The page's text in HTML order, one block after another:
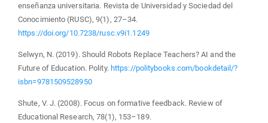
enseñanza universitaria. Revista de Universidad y Sociedad del
Conocimiento (RUSC), 9(1), 27–34.
https://doi.org/10.7238/rusc.v9i1.1249
Selwyn, N. (2019). Should Robots Replace Teachers? AI and the
Future of Education. Polity. https://politybooks.com/bookdetail/?
isbn=9781509528950
Shute, V. J. (2008). Focus on formative feedback. Review of
Educational Research, 78(1), 153–189.